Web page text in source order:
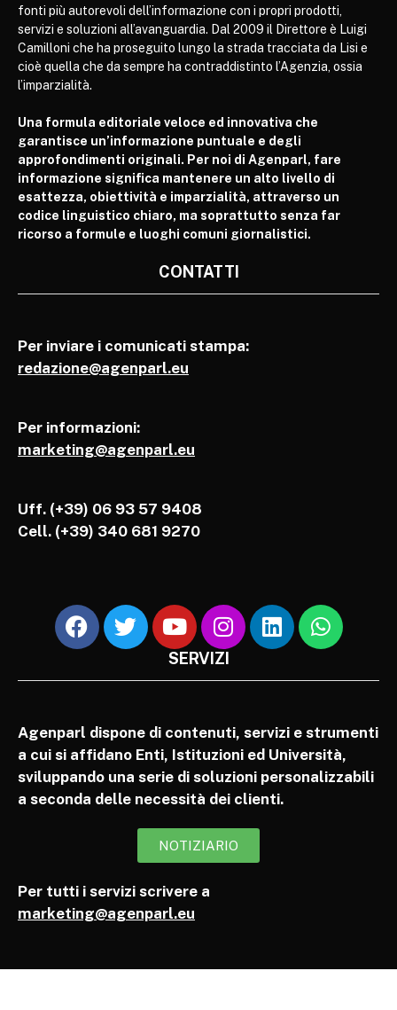
fonti più autorevoli dell’informazione con i propri prodotti,
servizi e soluzioni all’avanguardia. Dal 2009 il Direttore è Luigi
Camilloni che ha proseguito lungo la strada tracciata da Lisi e
cioè quella che da sempre ha contraddistinto l’Agenzia, ossia
l’imparzialità.
Una formula editoriale veloce ed innovativa che
garantisce un’informazione puntuale e degli
approfondimenti originali. Per noi di Agenparl, fare
informazione significa mantenere un alto livello di
esattezza, obiettività e imparzialità, attraverso un
codice linguistico chiaro, ma soprattutto senza far
ricorso a formule e luoghi comuni giornalistici.
CONTATTI
Per inviare i comunicati stampa:
redazione@agenparl.eu
Per informazioni:
marketing@agenparl.eu
Uff. (+39) 06 93 57 9408
Cell. (+39) 340 681 9270
SERVIZI
Agenparl dispone di contenuti, servizi e strumenti
a cui si affidano Enti, Istituzioni ed Università,
sviluppando una serie di soluzioni personalizzabili
a seconda delle necessità dei clienti.
NOTIZIARIO
Per tutti i servizi scrivere a
marketing@agenparl.eu